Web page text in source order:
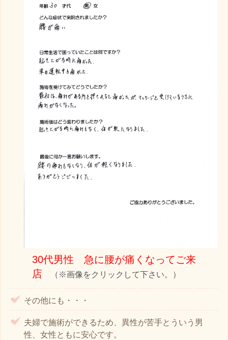
30代男性 急に腰が痛くなってご来
店 （※画像をクリックして下さい。）
その他にも・・・
夫婦で施術ができるため、異性が苦手とういう男
性、女性ともに安心です。